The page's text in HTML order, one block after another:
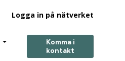
Logga in på nätverket
Komma i
kontakt